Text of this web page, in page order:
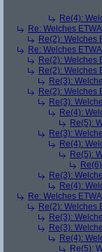
Re(4):
Re: Welches
Re(2): Welches
Re: Welches
Re(2): Welches
Re(2): Welches
Re(3):
Re(2): Welches
Re(3):
Re(4):
Re(5):
Re(3):
Re(4):
Re(5):
Re(3):
Re(4):
Re: Welches
Re(2): Welches
Re(3):
Re(3):
Re(4):
Re(5):